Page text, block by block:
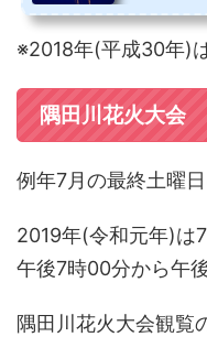
※2018年(平成30年)
隅田川花火大会
例年7月の最終土曜日
2019年(令和元年)は
午後7時00分から午
隅田川花火大会観覧